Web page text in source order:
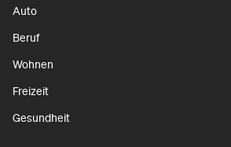
Auto
Beruf
Wohnen
Freizeit
Gesundheit